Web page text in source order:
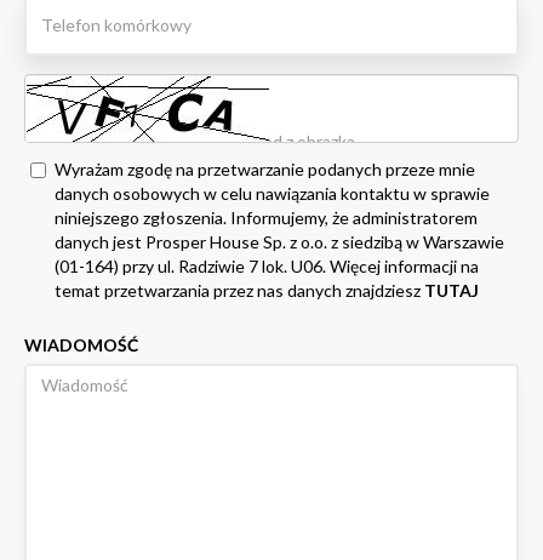
Wyrażam zgodę na przetwarzanie podanych przeze mnie
danych osobowych w celu nawiązania kontaktu w sprawie
niniejszego zgłoszenia. Informujemy, że administratorem
danych jest Prosper House Sp. z o.o. z siedzibą w Warszawie
(01-164) przy ul. Radziwie 7 lok. U06. Więcej informacji na
temat przetwarzania przez nas danych znajdziesz TUTAJ
WIADOMOŚĆ